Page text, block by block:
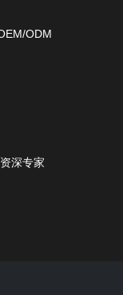
ODM
深专家